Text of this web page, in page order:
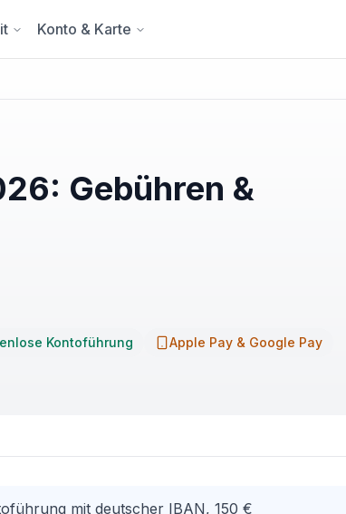
Konto & Karte
Gebühren &
Kontoführung Apple Pay & Google Pay
mit deutscher IBAN, 150 €